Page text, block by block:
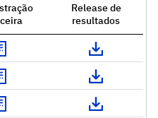
Release de
resultados